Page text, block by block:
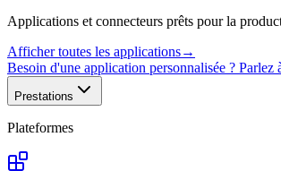
Applications et connecteurs prêts pour la
Afficher toutes les applications→
Besoin d'une application personnalisée ? Parlez
Prestations
Plateformes